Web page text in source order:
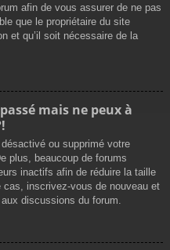
afin de vous assurer de ne pas
que le propriétaire du site
et qu’il soit nécessaire de la
mais ne peux à
désactivé ou supprimé votre
plus, beaucoup de forums
inactifs afin de réduire la taille
inscrivez-vous de nouveau et
discussions du forum.